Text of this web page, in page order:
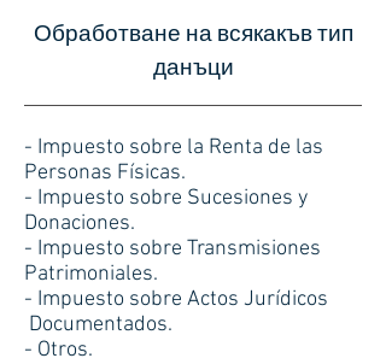
Обработване на всякакъв тип
данъци
- Impuesto sobre la Renta de las
Personas Físicas.
- Impuesto sobre Sucesiones y
Donaciones.
- Impuesto sobre Transmisiones
Patrimoniales.
- Impuesto sobre Actos Jurídicos
Documentados.
- Otros.